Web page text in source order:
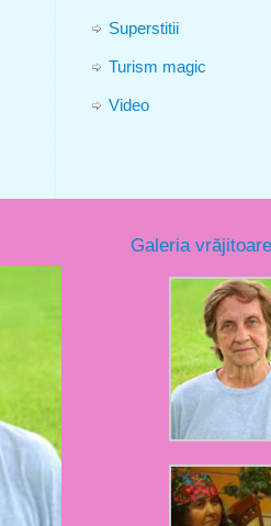
Superstitii
Turism magic
Video
Galeria